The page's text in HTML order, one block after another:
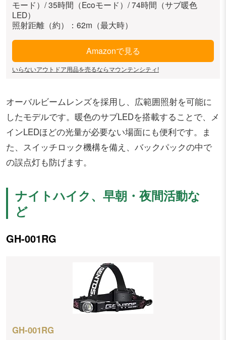
モード）/ 35時間（Ecoモード）/ 74時間（サブ暖色
LED）
照射距離（約）：62m（最大時）
Amazonで見る
いらないアウトドア用品を売るならマウンテンシティ!
オーバルビームレンズを採用し、広範囲照射を可能に
したモデルです。暖色のサブLEDを搭載することで、メ
インLEDほどの光量が必要ない場面にも便利です。ま
た、スイッチロック機構を備え、バックパックの中で
の誤点灯も防げます。
ナイトハイク、早朝・夜間活動な
ど
GH-001RG
GH-001RG